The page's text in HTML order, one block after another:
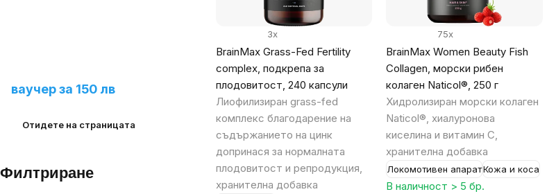
ваучер за 150 лв
Отидете на страницата
Филтриране
BrainMax Grass-Fed Fertility
complex, подкрепа за
плодовитост, 240 капсули
Лиофилизиран grass-fed
комплекс благодарение на
съдържанието на цинк
допринася за нормалната
плодовитост и репродукция,
хранителна добавка
3x
BrainMax Women Beauty Fish
Collagen, морски рибен
колаген Naticol®, 250 г
Хидролизиран морски колаген
Naticol®, хиалуронова
киселина и витамин C,
хранителна добавка
Локомотивен апаратКожа и коса
75x
В наличност > 5 бр.